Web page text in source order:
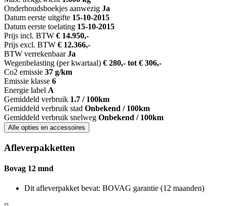
Onderhoudsboekjes aanwezig Ja
Datum eerste uitgifte 15-10-2015
Datum eerste toelating 15-10-2015
Prijs incl. BTW € 14.950,-
Prijs excl. BTW € 12.366,-
BTW verrekenbaar Ja
Wegenbelasting (per kwartaal) € 280,- tot € 306,-
Co2 emissie 37 g/km
Emissie klasse 6
Energie label A
Gemiddeld verbruik 1.7 / 100km
Gemiddeld verbruik stad Onbekend / 100km
Gemiddeld verbruik snelweg Onbekend / 100km
Alle opties en accessoires
Afleverpakketten
Bovag 12 mnd
Dit afleverpakket bevat: BOVAG garantie (12 maanden)